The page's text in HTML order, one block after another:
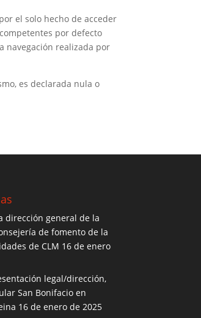
el solo hecho de acceder
por defecto
navegación realizada por
es declarada nula o
dirección general de la
de fomento de la
de CLM 16 de enero
legal/dirección,
San Bonifacio en
16 de enero de 2025